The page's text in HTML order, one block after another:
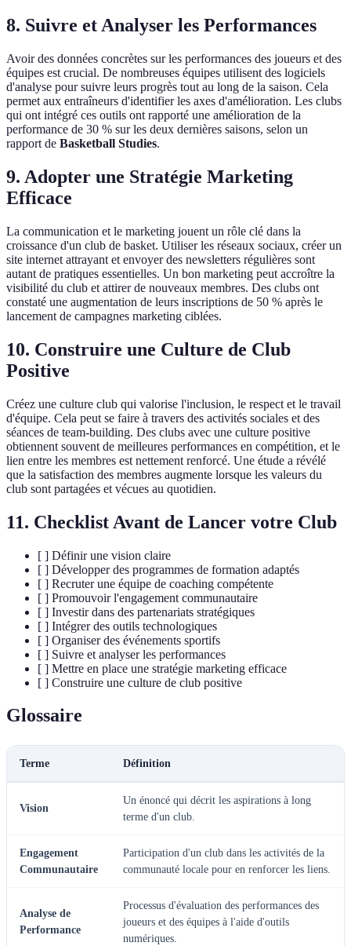
8. Suivre et Analyser les Performances
Avoir des données concrètes sur les performances des joueurs et des
équipes est crucial. De nombreuses équipes utilisent des logiciels
d'analyse pour suivre leurs progrès tout au long de la saison. Cela
permet aux entraîneurs d'identifier les axes d'amélioration. Les clubs
qui ont intégré ces outils ont rapporté une amélioration de la
performance de 30 % sur les deux dernières saisons, selon un
rapport de Basketball Studies.
9. Adopter une Stratégie Marketing
Efficace
La communication et le marketing jouent un rôle clé dans la
croissance d'un club de basket. Utiliser les réseaux sociaux, créer un
site internet attrayant et envoyer des newsletters régulières sont
autant de pratiques essentielles. Un bon marketing peut accroître la
visibilité du club et attirer de nouveaux membres. Des clubs ont
constaté une augmentation de leurs inscriptions de 50 % après le
lancement de campagnes marketing ciblées.
10. Construire une Culture de Club
Positive
Créez une culture club qui valorise l'inclusion, le respect et le travail
d'équipe. Cela peut se faire à travers des activités sociales et des
séances de team-building. Des clubs avec une culture positive
obtiennent souvent de meilleures performances en compétition, et le
lien entre les membres est nettement renforcé. Une étude a révélé
que la satisfaction des membres augmente lorsque les valeurs du
club sont partagées et vécues au quotidien.
11. Checklist Avant de Lancer votre Club
[ ] Définir une vision claire
[ ] Développer des programmes de formation adaptés
[ ] Recruter une équipe de coaching compétente
[ ] Promouvoir l'engagement communautaire
[ ] Investir dans des partenariats stratégiques
[ ] Intégrer des outils technologiques
[ ] Organiser des événements sportifs
[ ] Suivre et analyser les performances
[ ] Mettre en place une stratégie marketing efficace
[ ] Construire une culture de club positive
Glossaire
Terme Définition
Vision
Un énoncé qui décrit les aspirations à long
terme d'un club.
Engagement
Communautaire
Participation d'un club dans les activités de la
communauté locale pour en renforcer les liens.
Analyse de
Performance
Processus d'évaluation des performances des
joueurs et des équipes à l'aide d'outils
numériques.